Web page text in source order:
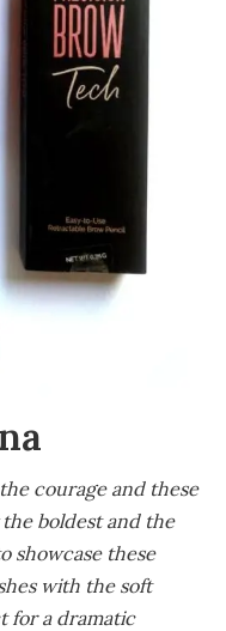
courage and these
boldest and the
showcase these
with the soft
for a dramatic